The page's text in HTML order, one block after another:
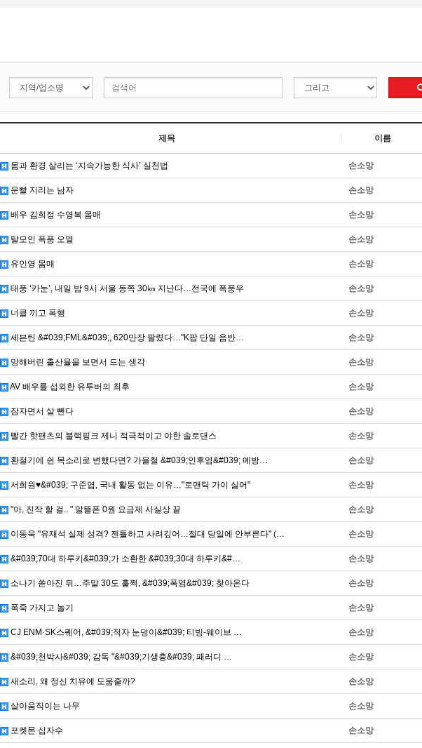
제목 이름
몸과 환경 살리는 ‘지속가능한 식사’ 실천법 손소망
운빨 지리는 남자 손소망
배우 김희정 수영복 몸매 손소망
탈모인 폭풍 오열 손소망
유인영 몸매 손소망
태풍 ‘카눈’, 내일 밤 9시 서울 동쪽 30㎞ 지난다…전국에 폭풍우 손소망
너클 끼고 폭행 손소망
세븐틴 &#039;FML&#039;, 620만장 팔렸다…"K팝 단일 음반… 손소망
망해버린 출산율을 보면서 드는 생각 손소망
AV 배우를 섭외한 유투버의 최후 손소망
잠자면서 살 뺀다 손소망
빨간 핫팬츠의 블랙핑크 제니 적극적이고 야한 솔로댄스 손소망
환절기에 쉰 목소리로 변했다면? 가을철 &#039;인후염&#039; 예방… 손소망
서희원♥&#039; 구준엽, 국내 활동 없는 이유…"로맨틱 가이 싫어" 손소망
"아, 진작 할 걸.. " 알뜰폰 0원 요금제 사실상 끝 손소망
이동욱 "유재석 실제 성격? 젠틀하고 사려깊어…절대 당일에 안부른다" (… 손소망
&#039;70대 하루키&#039;가 소환한 &#039;30대 하루키&#… 손소망
소나기 쏟아진 뒤…주말 30도 훌쩍, &#039;폭염&#039; 찾아온다 손소망
폭죽 가지고 놀기 손소망
CJ ENM·SK스퀘어, &#039;적자 눈덩이&#039; 티빙-웨이브 … 손소망
&#039;천박사&#039; 감독 "&#039;기생충&#039; 패러디 … 손소망
새소리, 왜 정신 치유에 도움줄까? 손소망
살아움직이는 나무 손소망
포켓몬 십자수 손소망